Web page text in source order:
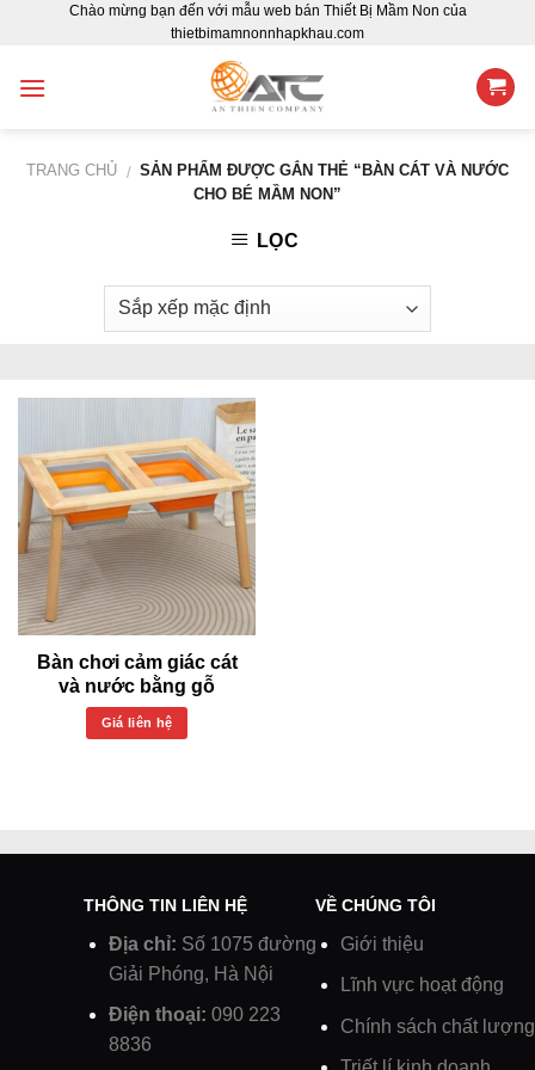
Chào mừng bạn đến với mẫu web bán Thiết Bị Mầm Non của
thietbimamnonnhapkhau.com
TRANG CHỦ / SẢN PHẨM ĐƯỢC GẮN THẺ “BÀN CÁT VÀ NƯỚC
CHO BÉ MẦM NON”
LỌC
Bàn chơi cảm giác cát
và nước bằng gỗ
Giá liên hệ
THÔNG TIN LIÊN HỆ
Địa chỉ: Số 1075 đường
Giải Phóng, Hà Nội
Điện thoại: 090 223
8836
VỀ CHÚNG TÔI
Giới thiệu
Lĩnh vực hoạt động
Chính sách chất lượng